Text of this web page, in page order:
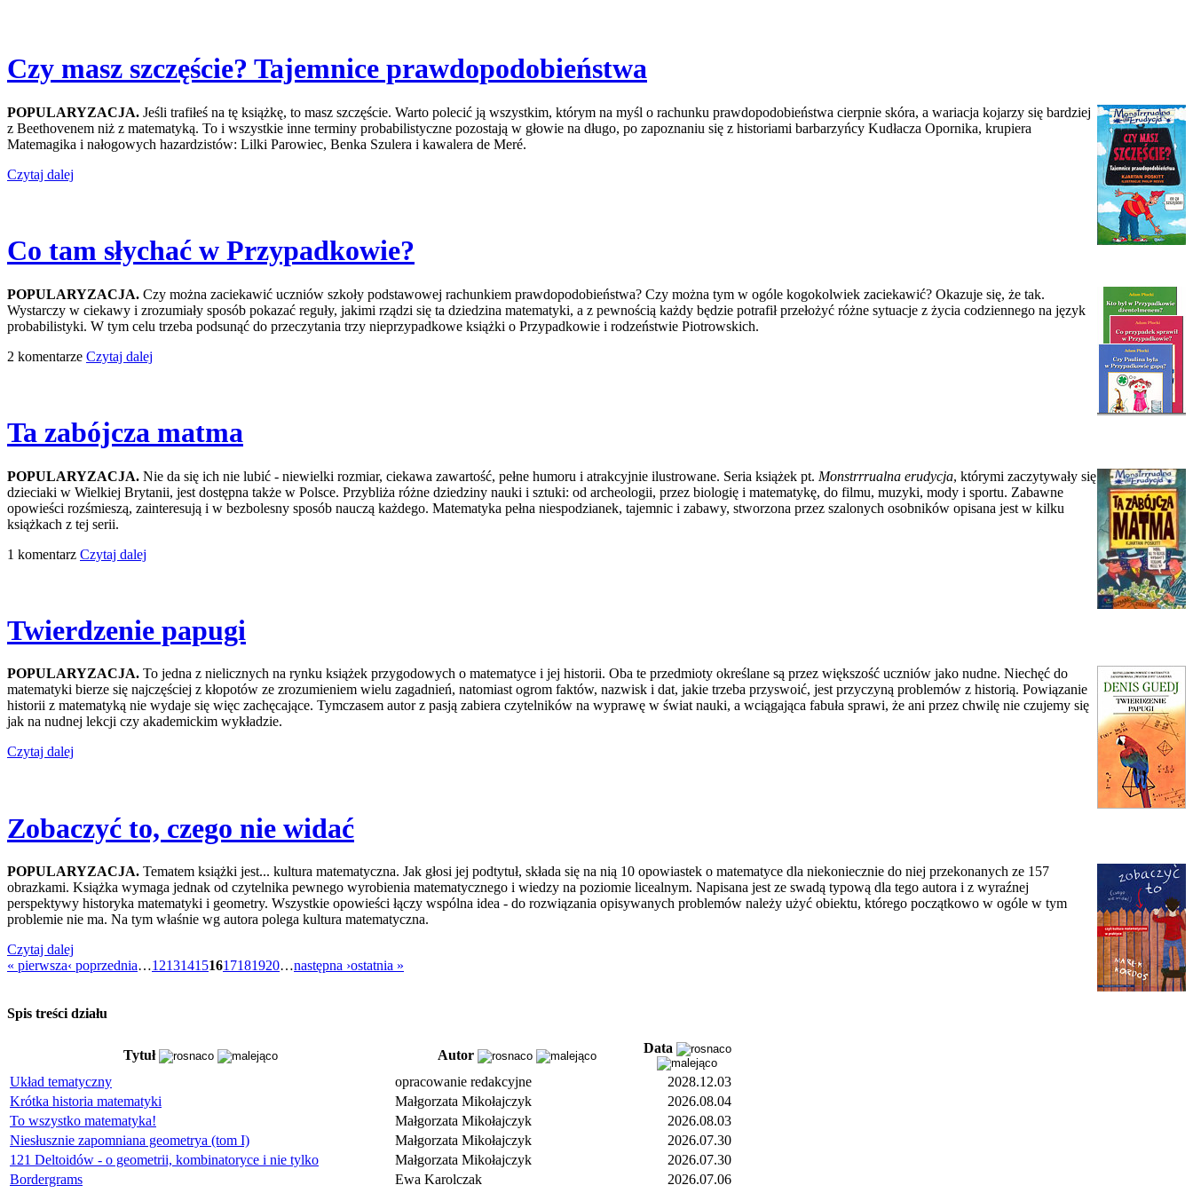
Czy masz szczęście? Tajemnice prawdopodobieństwa
POPULARYZACJA. Jeśli trafiłeś na tę książkę, to masz szczęście. Warto polecić ją wszystkim, którym na myśl o rachunku prawdopodobieństwa cierpnie skóra, a wariacja kojarzy się bardziej
z Beethovenem niż z matematyką. To i wszystkie inne terminy probabilistyczne pozostają w głowie na długo, po zapoznaniu się z historiami barbarzyńcy Kudłacza Opornika, krupiera
Matemagika i nałogowych hazardzistów: Lilki Parowiec, Benka Szulera i kawalera de Meré.
Czytaj dalej
Co tam słychać w Przypadkowie?
POPULARYZACJA. Czy można zaciekawić uczniów szkoły podstawowej rachunkiem prawdopodobieństwa? Czy można tym w ogóle kogokolwiek zaciekawić? Okazuje się, że tak.
Wystarczy w ciekawy i zrozumiały sposób pokazać reguły, jakimi rządzi się ta dziedzina matematyki, a z pewnością każdy będzie potrafił przełożyć różne sytuacje z życia codziennego na język
probabilistyki. W tym celu trzeba podsunąć do przeczytania trzy nieprzypadkowe książki o Przypadkowie i rodzeństwie Piotrowskich.
2 komentarze Czytaj dalej
Ta zabójcza matma
POPULARYZACJA. Nie da się ich nie lubić - niewielki rozmiar, ciekawa zawartość, pełne humoru i atrakcyjnie ilustrowane. Seria książek pt. Monstrrrualna erudycja, którymi zaczytywały się
dzieciaki w Wielkiej Brytanii, jest dostępna także w Polsce. Przybliża różne dziedziny nauki i sztuki: od archeologii, przez biologię i matematykę, do filmu, muzyki, mody i sportu. Zabawne
opowieści rozśmieszą, zainteresują i w bezbolesny sposób nauczą każdego. Matematyka pełna niespodzianek, tajemnic i zabawy, stworzona przez szalonych osobników opisana jest w kilku
książkach z tej serii.
1 komentarz Czytaj dalej
Twierdzenie papugi
POPULARYZACJA. To jedna z nielicznych na rynku książek przygodowych o matematyce i jej historii. Oba te przedmioty określane są przez większość uczniów jako nudne. Niechęć do
matematyki bierze się najczęściej z kłopotów ze zrozumieniem wielu zagadnień, natomiast ogrom faktów, nazwisk i dat, jakie trzeba przyswoić, jest przyczyną problemów z historią. Powiązanie
historii z matematyką nie wydaje się więc zachęcające. Tymczasem autor z pasją zabiera czytelników na wyprawę w świat nauki, a wciągająca fabuła sprawi, że ani przez chwilę nie czujemy się
jak na nudnej lekcji czy akademickim wykładzie.
Czytaj dalej
Zobaczyć to, czego nie widać
POPULARYZACJA. Tematem książki jest... kultura matematyczna. Jak głosi jej podtytuł, składa się na nią 10 opowiastek o matematyce dla niekoniecznie do niej przekonanych ze 157
obrazkami. Książka wymaga jednak od czytelnika pewnego wyrobienia matematycznego i wiedzy na poziomie licealnym. Napisana jest ze swadą typową dla tego autora i z wyraźnej
perspektywy historyka matematyki i geometry. Wszystkie opowieści łączy wspólna idea - do rozwiązania opisywanych problemów należy użyć obiektu, którego początkowo w ogóle w tym
problemie nie ma. Na tym właśnie wg autora polega kultura matematyczna.
Czytaj dalej
« pierwsza‹ poprzednia…121314151617181920…następna ›ostatnia »
Spis treści działu
Tytuł Autor Data
Układ tematyczny opracowanie redakcyjne
2028.12.03
Krótka historia matematyki
Małgorzata Mikołajczyk
2026.08.04
To wszystko matematyka!
Małgorzata Mikołajczyk
2026.08.03
Niesłusznie zapomniana geometrya (tom I)
Małgorzata Mikołajczyk
2026.07.30
121 Deltoidów - o geometrii, kombinatoryce i nie tylko
Małgorzata Mikołajczyk
2026.07.30
Bordergrams
Ewa Karolczak
2026.07.06